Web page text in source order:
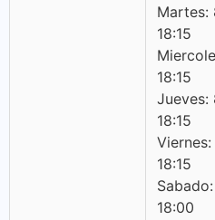
Martes:
18:15
18:15
Jueves:
18:15
18:15
18:00